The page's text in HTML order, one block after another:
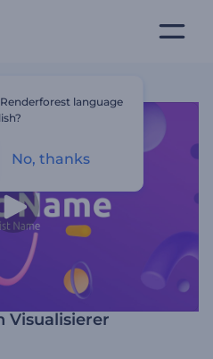
Visualisierer
language
No, thanks